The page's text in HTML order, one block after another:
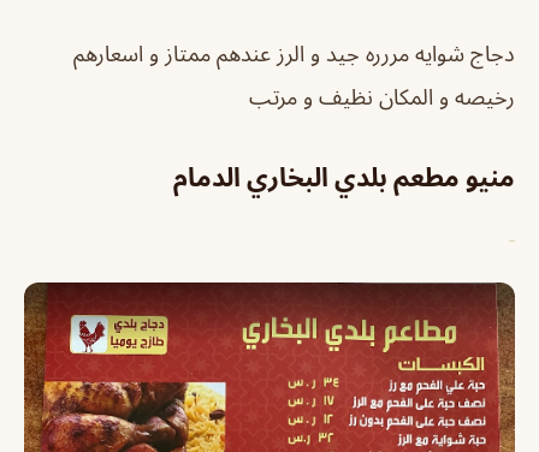
دجاج شوايه مررره جيد و الرز عندهم ممتاز و اسعارهم
رخيصه و المكان نظيف و مرتب
منيو مطعم بلدي البخاري الدمام